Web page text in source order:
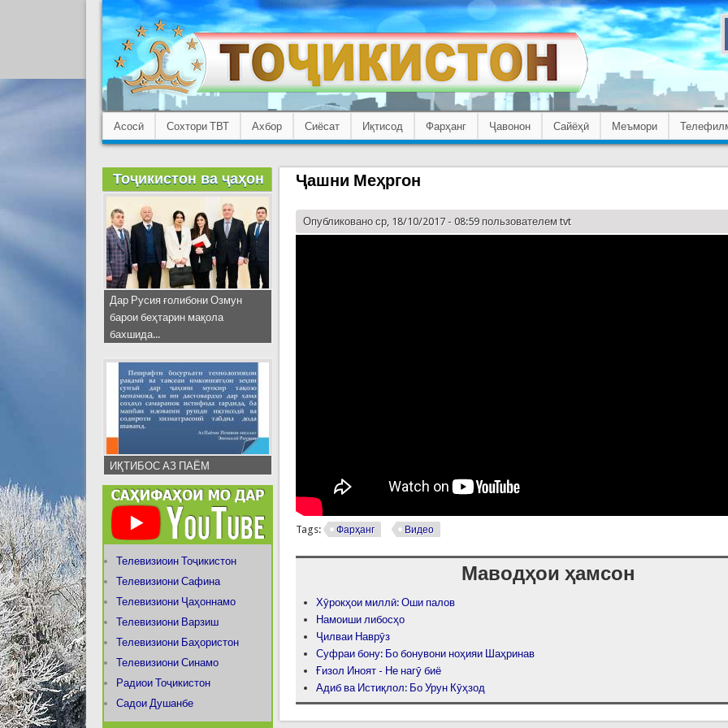
Асосӣ Сохтори ТВТ Ахбор Сиёсат Иқтисод Фарҳанг Ҷавонон Сайёҳӣ Меъмори
Ҷашни Меҳргон
Опубликовано ср, 18/10/2017 - 08:59 пользователемtvt
Tags: Фарҳанг Видео
Маводҳои ҳамсон
Хӯрокҳои миллӣ: Оши палов
Намоиши либосҳо
Ҷилваи Наврӯз
Суфраи бону: Бо бонувони ноҳияи Шаҳринав
Ғизол Иноят - Не нагӯ биё
Адиб ва Истиқлол: Бо Урун Кӯҳзод
Тоҷикистон ва ҷаҳон
Дар Русия ғолибони Озмун
барои беҳтарин мақола
бахшида...
ИҚТИБОС АЗ ПАЁМ
Телевизиоин Тоҷикистон
Телевизиони Сафина
Телевизиони Ҷаҳоннамо
Телевизиони Варзиш
Телевизиони Баҳористон
Телевизиони Синамо
Радиои Тоҷикистон
Садои Душанбе